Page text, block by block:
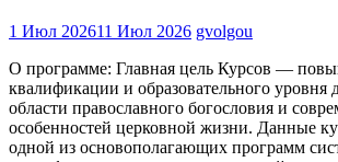
1 Июл 202611 Июл 2026 gvolgou
О программе: Главная цель Курсов —
квалификации и образовательного уровня
области православного богословия и
особенностей церковной жизни. Данные
одной из основополагающих программ